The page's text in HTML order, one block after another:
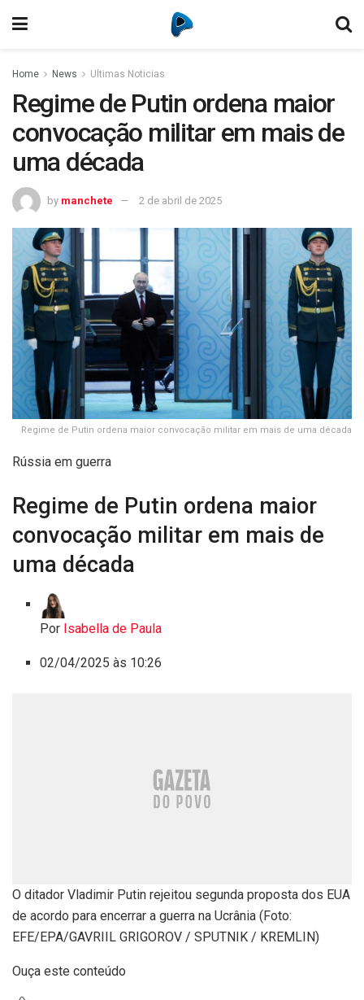
Home News Ultimas Noticias
Regime de Putin ordena maior
convocação militar em mais de
uma década
by manchete 2 de abril de 2025
Regime de Putin ordena maior convocação militar em mais de uma década
Rússia em guerra
Regime de Putin ordena maior
convocação militar em mais de
uma década
Por Isabella de Paula
02/04/2025 às 10:26
O ditador Vladimir Putin rejeitou segunda proposta dos EUA
de acordo para encerrar a guerra na Ucrânia (Foto:
EFE/EPA/GAVRIIL GRIGOROV / SPUTNIK / KREMLIN)
Ouça este conteúdo